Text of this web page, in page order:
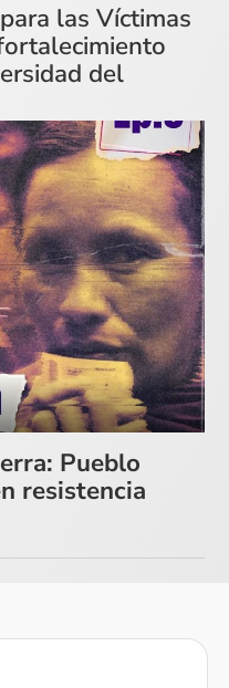
las Víctimas
del
Pueblo
resistencia